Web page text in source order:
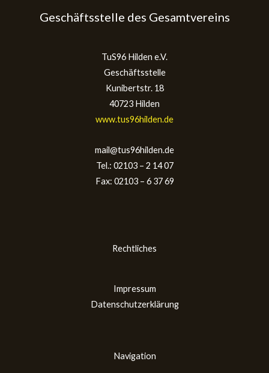
Geschäftsstelle des Gesamtvereins
TuS96 Hilden e.V.
Geschäftsstelle
Kunibertstr. 18
40723 Hilden
www.tus96hilden.de
mail@tus96hilden.de
Tel.: 02103 – 2 14 07
Fax: 02103 – 6 37 69
Rechtliches
Impressum
Datenschutzerklärung
Navigation